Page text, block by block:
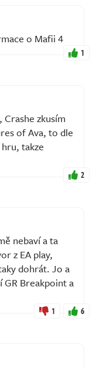
o Mafii 4
1
zkusím
of Ava, to dle
takze
2
nebaví a ta
z EA play,
dohrát. Jo a
GR Breakpoint a
1 6